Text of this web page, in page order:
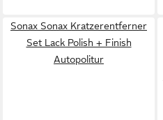
Sonax Sonax Kratzerentferner
Set Lack Polish + Finish
Autopolitur